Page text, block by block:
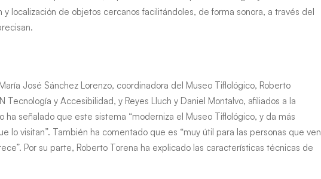
localización de objetos cercanos facilitándoles, de forma sonora, a través del
José Sánchez Lorenzo, coordinadora del Museo Tiflológico, Roberto
Tecnología y Accesibilidad, y Reyes Lluch y Daniel Montalvo, afiliados a la
ha señalado que este sistema “moderniza el Museo Tiflológico, y da más
lo visitan”. También ha comentado que es “muy útil para las personas que ven
Por su parte, Roberto Torena ha explicado las características técnicas de